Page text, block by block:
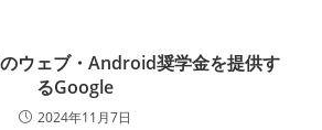
ウェブ・Android奨学金を提供す
るGoogle
2024年11月7日